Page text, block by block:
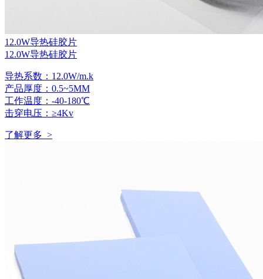
12.0W导热硅胶片
12.0W导热硅胶片
导热系数：12.0W/m.k
产品厚度：0.5~5MM
工作温度：-40-180℃
击穿电压：≥4Kv
了解更多 >